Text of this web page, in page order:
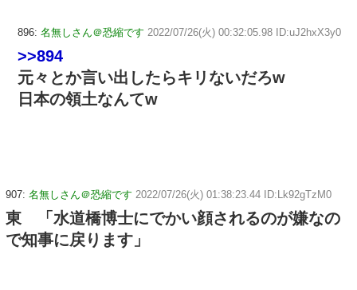
896: 名無しさん＠恐縮です 2022/07/26(火) 00:32:05.98 ID:uJ2hxX3y0
>>894
元々とか言い出したらキリないだろw
日本の領土なんてw
907: 名無しさん＠恐縮です 2022/07/26(火) 01:38:23.44 ID:Lk92gTzM0
東 「水道橋博士にでかい顔されるのが嫌なの
で知事に戻ります」